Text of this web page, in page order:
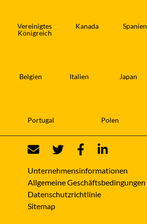
Vereinigtes
Königreich
Kanada Spanien
Belgien Italien Japan
Portugal Polen
Unternehmensinformationen
Allgemeine Geschäftsbedingungen
Datenschutzrichtlinie
Sitemap